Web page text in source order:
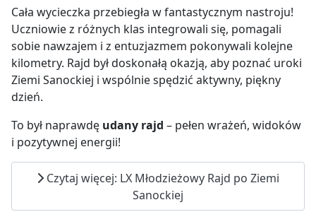
Cała wycieczka przebiegła w fantastycznym nastroju!
Uczniowie z różnych klas integrowali się, pomagali
sobie nawzajem i z entuzjazmem pokonywali kolejne
kilometry. Rajd był doskonałą okazją, aby poznać uroki
Ziemi Sanockiej i wspólnie spędzić aktywny, piękny
dzień.
To był naprawdę udany rajd – pełen wrażeń, widoków
i pozytywnej energii!
Czytaj więcej: LX Młodzieżowy Rajd po Ziemi
Sanockiej